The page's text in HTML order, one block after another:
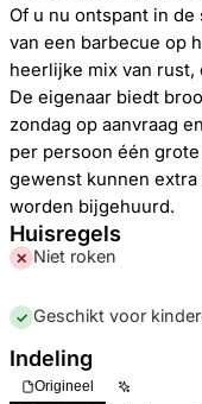
Of u nu ontspant in
van een barbecue op
heerlijke mix van
De eigenaar biedt
zondag op aanvraag
per persoon één
gewenst kunnen
worden bijgehuurd.
Huisregels
✕ Niet roken
✓ Geschikt voor
Indeling
Origineel